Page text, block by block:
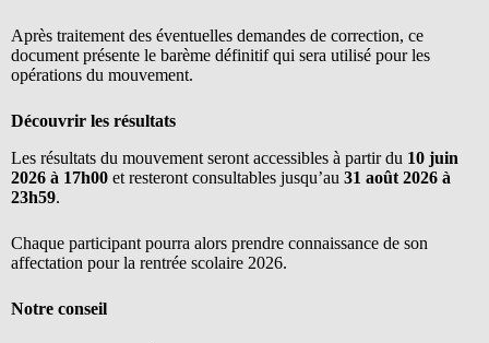
Après traitement des éventuelles demandes de correction, ce
document présente le barème définitif qui sera utilisé pour les
opérations du mouvement.
Découvrir les résultats
Les résultats du mouvement seront accessibles à partir du 10 juin
2026 à 17h00 et resteront consultables jusqu’au 31 août 2026 à
23h59.
Chaque participant pourra alors prendre connaissance de son
affectation pour la rentrée scolaire 2026.
Notre conseil